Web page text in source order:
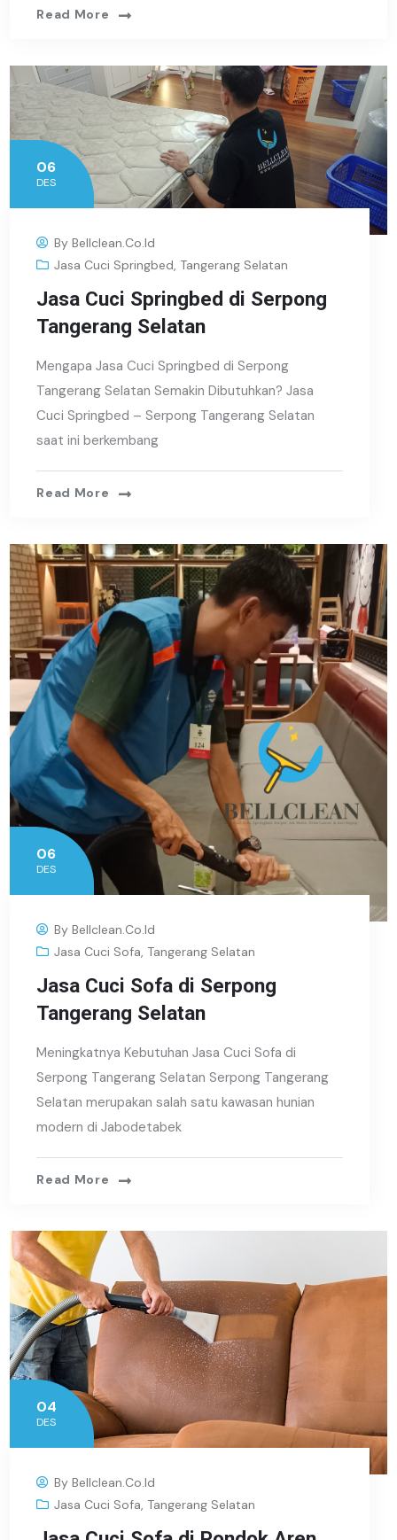
Read More
06
DES
ByBellclean.co.id
Jasa Cuci Springbed, Tangerang Selatan
Jasa Cuci Springbed di Serpong
Tangerang Selatan
Mengapa Jasa Cuci Springbed di Serpong
Tangerang Selatan Semakin Dibutuhkan? Jasa
Cuci Springbed – Serpong Tangerang Selatan
saat ini berkembang
Read More
06
DES
ByBellclean.co.id
Jasa Cuci Sofa, Tangerang Selatan
Jasa Cuci Sofa di Serpong
Tangerang Selatan
Meningkatnya Kebutuhan Jasa Cuci Sofa di
Serpong Tangerang Selatan Serpong Tangerang
Selatan merupakan salah satu kawasan hunian
modern di Jabodetabek
Read More
04
DES
ByBellclean.co.id
Jasa Cuci Sofa, Tangerang Selatan